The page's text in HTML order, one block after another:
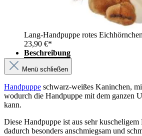
Lang-Handpuppe rotes
23,90 €*
Beschreibung
Menü schließen
Handpuppe schwarz-weißes Kaninchen,
wodurch die Handpuppe mit dem ganzen
kann.
Diese Handpuppe ist aus sehr
dadurch besonders anschmiegsam und